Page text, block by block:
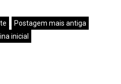
Postagem mais antiga
inicial